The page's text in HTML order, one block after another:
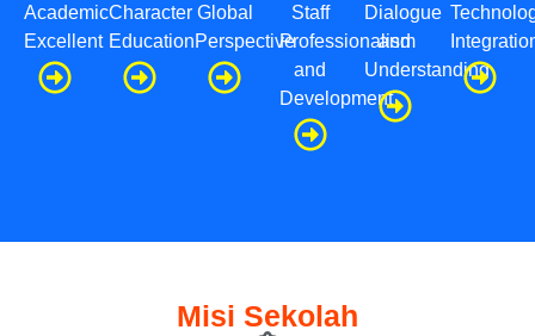
Academic
Excellent
Character
Education
Global
Perspective
Staff
Professionalism
and
Development
Dialogue
and
Understanding
Misi Sekolah